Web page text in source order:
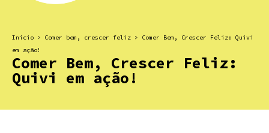
Início > Comer bem, crescer feliz > Comer Bem, Crescer Feliz: Quivi
em ação!
Comer Bem, Crescer Feliz:
Quivi em ação!